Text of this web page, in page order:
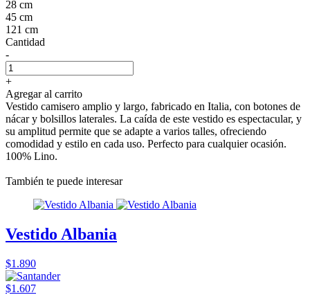
28 cm
45 cm
121 cm
Cantidad
-
+
Agregar al carrito
Vestido camisero amplio y largo, fabricado en Italia, con botones de
nácar y bolsillos laterales. La caída de este vestido es espectacular, y
su amplitud permite que se adapte a varios talles, ofreciendo
comodidad y estilo en cada uso. Perfecto para cualquier ocasión.
100% Lino.
También te puede interesar
Vestido Albania
$1.890
$1.607